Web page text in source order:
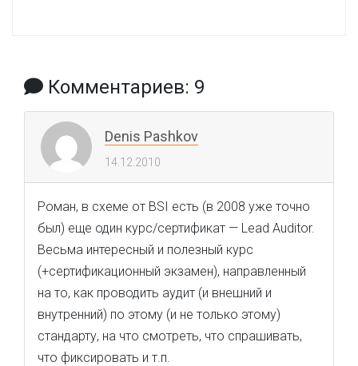
Комментариев: 9
Denis Pashkov
14.12.2010
Роман, в схеме от BSI есть (в 2008 уже точно
был) еще один курс/сертификат — Lead Auditor.
Весьма интересный и полезный курс
(+сертификационный экзамен), направленный
на то, как проводить аудит (и внешний и
внутренний) по этому (и не только этому)
стандарту, на что смотреть, что спрашивать,
что фиксировать и т.п.